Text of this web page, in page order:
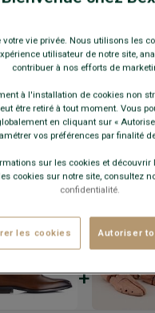
grand, choisir la
Guide des
+ AJOUTER
en magasin
ouvrées avec Chronopost
changer d'avis !
+
votre vie privée. Nous utilisons les
utilisateur de notre site,
contribuer à nos efforts de
à l'installation de cookies non
être retiré à tout moment. Vous
en cliquant sur «
vos préférences par finalité
sur les cookies et découvrir
cookies sur notre site, consultez
confidentialité.
les cookies Autoriser